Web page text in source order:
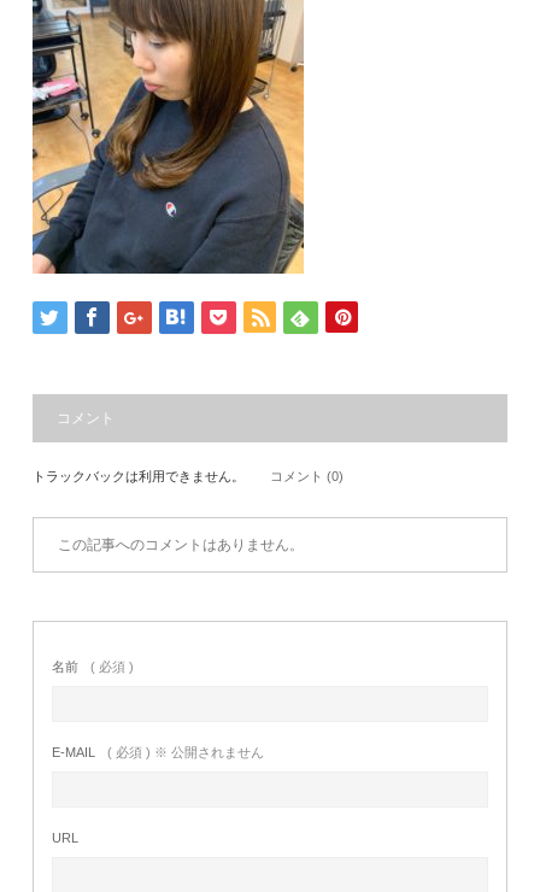
コメント
トラックバックは利用できません。 コメント (0)
この記事へのコメントはありません。
名前 ( 必須 )
E-MAIL ( 必須 ) ※ 公開されません
URL